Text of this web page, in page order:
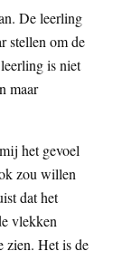
De leerling
stellen om de
is niet
maar
het gevoel
zou willen
dat het
vlekken
zien. Het is de